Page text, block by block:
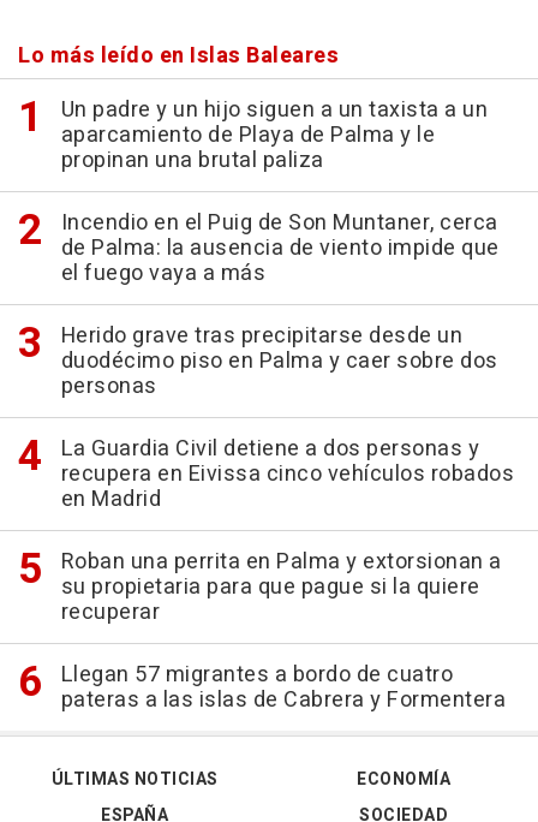
Lo más leído en Islas Baleares
Un padre y un hijo siguen a un taxista a un
aparcamiento de Playa de Palma y le
propinan una brutal paliza
Incendio en el Puig de Son Muntaner, cerca
de Palma: la ausencia de viento impide que
el fuego vaya a más
Herido grave tras precipitarse desde un
duodécimo piso en Palma y caer sobre dos
personas
La Guardia Civil detiene a dos personas y
recupera en Eivissa cinco vehículos robados
en Madrid
Roban una perrita en Palma y extorsionan a
su propietaria para que pague si la quiere
recuperar
Llegan 57 migrantes a bordo de cuatro
pateras a las islas de Cabrera y Formentera
ÚLTIMAS NOTICIAS
ESPAÑA
ECONOMÍA
SOCIEDAD